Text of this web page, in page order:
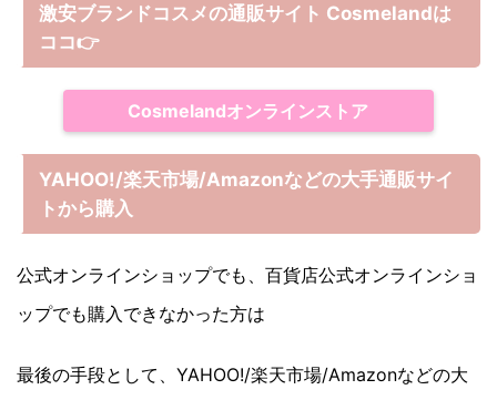
激安ブランドコスメの通販サイト Cosmelandは
ココ👉
Cosmelandオンラインストア
YAHOO!/楽天市場/Amazonなどの大手通販サイ
トから購入
公式オンラインショップでも、百貨店公式オンラインショ
ップでも購入できなかった方は
最後の手段として、YAHOO!/楽天市場/Amazonなどの大